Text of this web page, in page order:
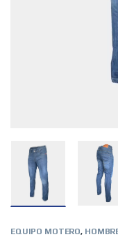
EQUIPO MOTERO,